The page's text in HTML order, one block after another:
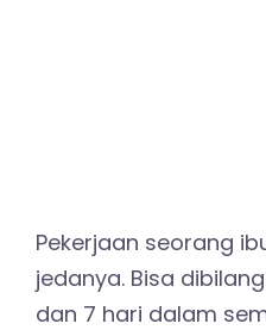
Pekerjaan seorang
jedanya. Bisa
dan 7 hari dalam